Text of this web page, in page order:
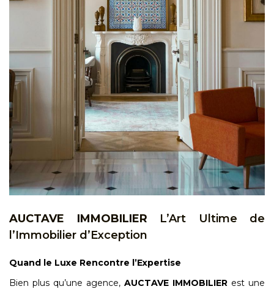
AUCTAVE IMMOBILIER L’Art Ultime de
l’Immobilier d’Exception
Quand le Luxe Rencontre l’Expertise
Bien plus qu’une agence, AUCTAVE IMMOBILIER est une